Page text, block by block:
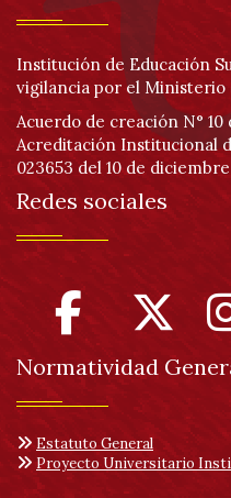
Institución de Educación
vigilancia por el Ministerio
Acuerdo de creación N°
Acreditación Institucional
023653 del 10 de diciembre
Redes sociales
Normatividad
Estatuto General
Proyecto Universitario